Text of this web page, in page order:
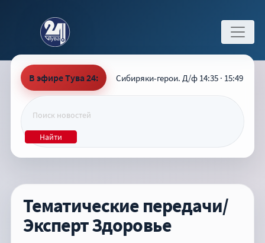
В эфире Тува 24: Сибиряки-герои. Д/ф 14:35 · 15:49
Найти
Тематические передачи/
Эксперт Здоровье